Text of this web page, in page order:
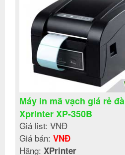
Máy in mã vạch giá rẻ
Xprinter XP-350B
Giá list:VNĐ
Giá bán: VNĐ
Hãng: XPrinter